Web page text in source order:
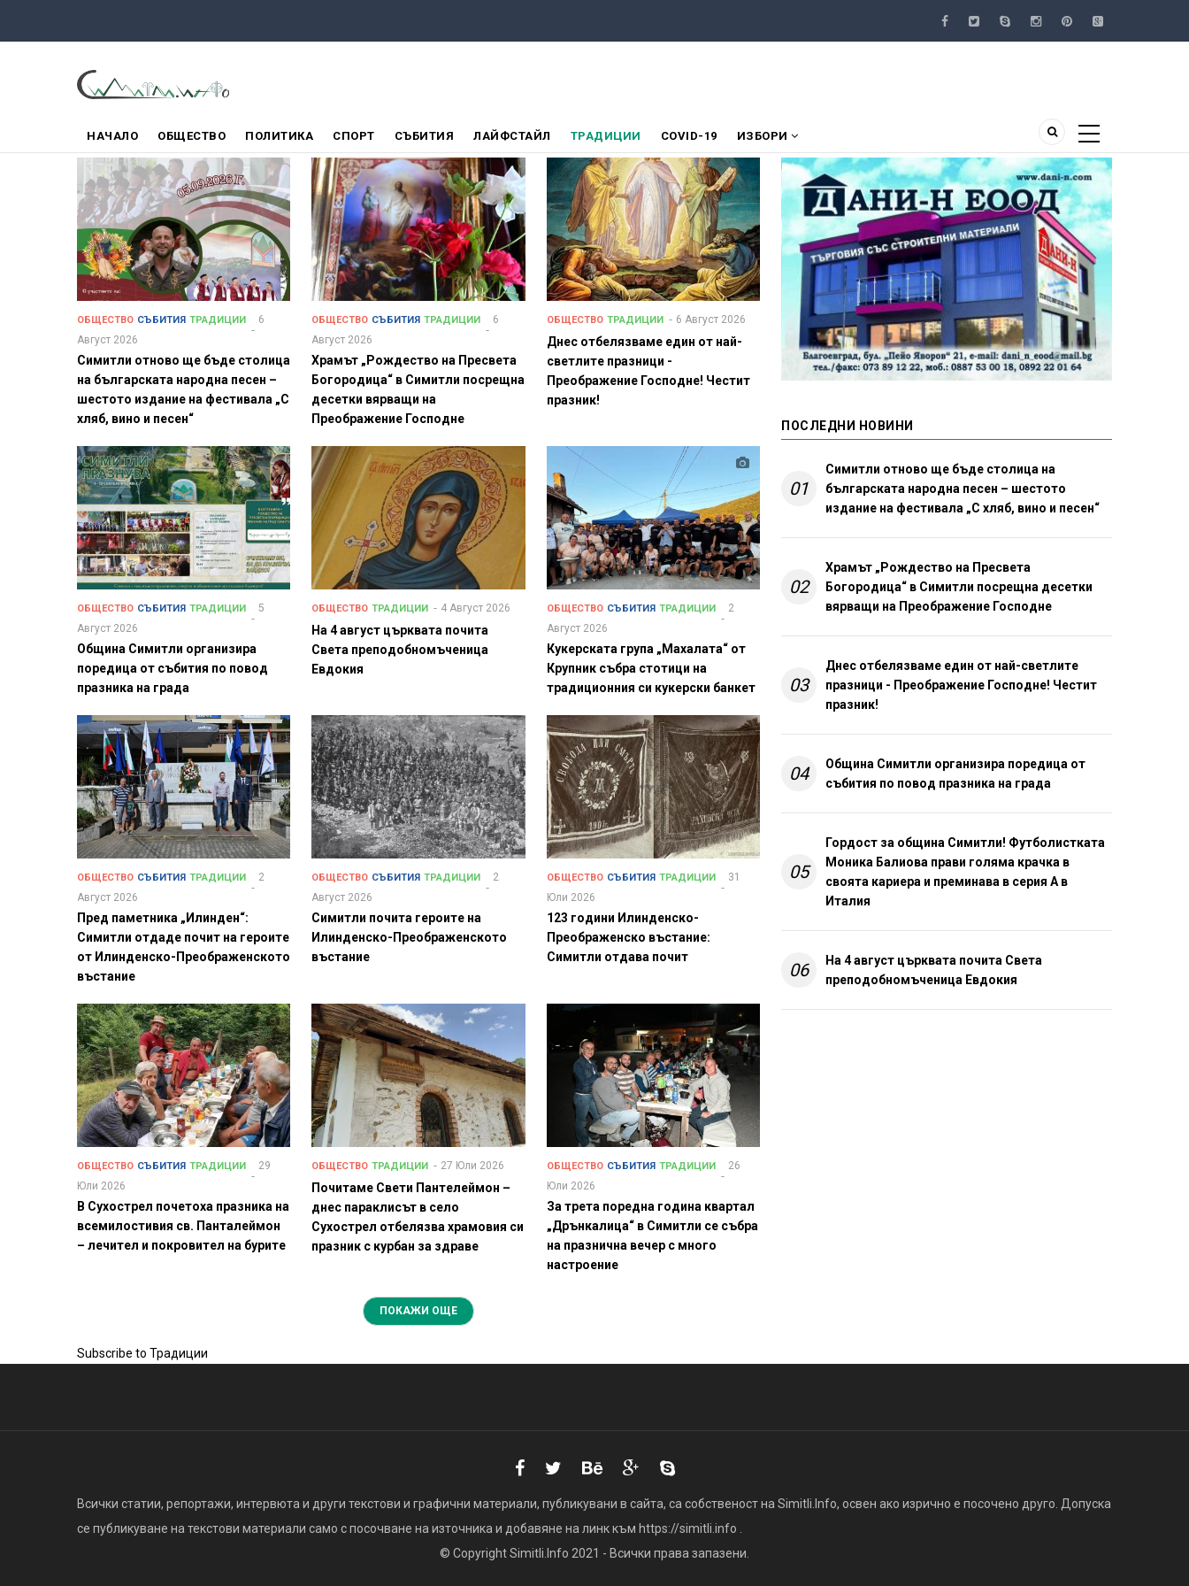
МЕНЮ
НАЧАЛО ОБЩЕСТВО ПОЛИТИКА СПОРТ СЪБИТИЯ ЛАЙФСТАЙЛ ТРАДИЦИИ COVID-19 ИЗБОРИ
ОБЩЕСТВО СЪБИТИЯ ТРАДИЦИИ
6
Август 2026
Симитли отново ще бъде столица
на българската народна песен –
шестото издание на фестивала „С
хляб, вино и песен“
ОБЩЕСТВО СЪБИТИЯ ТРАДИЦИИ
6
Август 2026
Храмът „Рождество на Пресвета
Богородица“ в Симитли посрещна
десетки вярващи на
Преображение Господне
ОБЩЕСТВО ТРАДИЦИИ 6 Август 2026
Днес отбелязваме един от най-
светлите празници -
Преображение Господне! Честит
празник!
ОБЩЕСТВО СЪБИТИЯ ТРАДИЦИИ
5
Август 2026
Община Симитли организира
поредица от събития по повод
празника на града
ОБЩЕСТВО ТРАДИЦИИ 4 Август 2026
На 4 август църквата почита
Света преподобномъченица
Евдокия
ОБЩЕСТВО СЪБИТИЯ ТРАДИЦИИ
2
Август 2026
Кукерската група „Махалата“ от
Крупник събра стотици на
традиционния си кукерски банкет
ОБЩЕСТВО СЪБИТИЯ ТРАДИЦИИ
2
Август 2026
Пред паметника „Илинден“:
Симитли отдаде почит на героите
от Илинденско-Преображенското
въстание
ОБЩЕСТВО СЪБИТИЯ ТРАДИЦИИ
2
Август 2026
Симитли почита героите на
Илинденско-Преображенското
въстание
ОБЩЕСТВО СЪБИТИЯ ТРАДИЦИИ
31
Юли 2026
123 години Илинденско-
Преображенско въстание:
Симитли отдава почит
ОБЩЕСТВО СЪБИТИЯ ТРАДИЦИИ
29
Юли 2026
В Сухострел почетоха празника на
всемилостивия св. Панталеймон
– лечител и покровител на бурите
ОБЩЕСТВО ТРАДИЦИИ 27 Юли 2026
Почитаме Свети Пантелеймон –
днес параклисът в село
Сухострел отбелязва храмовия си
празник с курбан за здраве
ОБЩЕСТВО СЪБИТИЯ ТРАДИЦИИ
26
Юли 2026
За трета поредна година квартал
„Дрънкалица“ в Симитли се събра
на празнична вечер с много
настроение
ПОКАЖИ ОЩЕ
Subscribe to Традиции
ПОСЛЕДНИ НОВИНИ
01
Симитли отново ще бъде столица на
българската народна песен – шестото
издание на фестивала „С хляб, вино и песен“
02
Храмът „Рождество на Пресвета
Богородица“ в Симитли посрещна десетки
вярващи на Преображение Господне
03
Днес отбелязваме един от най-светлите
празници - Преображение Господне! Честит
празник!
04
Община Симитли организира поредица от
събития по повод празника на града
05
Гордост за община Симитли! Футболистката
Моника Балиова прави голяма крачка в
своята кариера и преминава в серия А в
Италия
06
На 4 август църквата почита Света
преподобномъченица Евдокия
Всички статии, репортажи, интервюта и други текстови и графични материали, публикувани в сайта, са собственост на Simitli.Info, освен ако изрично е посочено друго. Допуска
се публикуване на текстови материали само с посочване на източника и добавяне на линк към https://simitli.info .
© Copyright Simitli.Info 2021 - Всички права запазени.